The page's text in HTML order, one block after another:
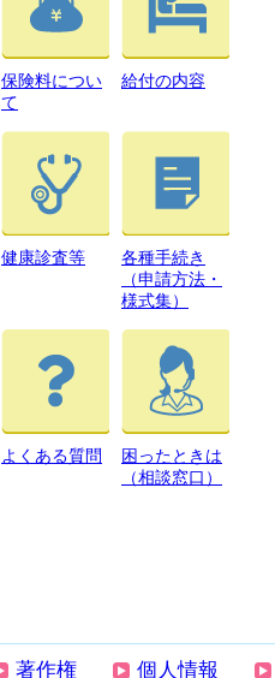
保険料につい
て
給付の内容
健康診査等
各種手続き
（申請方法・
様式集）
よくある質問
困ったときは
（相談窓口）
著作権 個人情報